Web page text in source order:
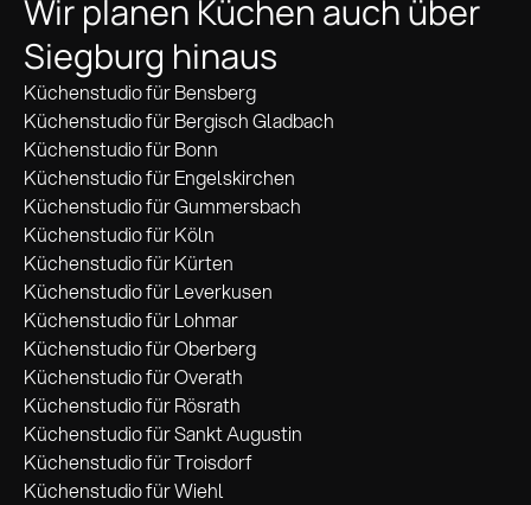
Wir planen Küchen auch über
Siegburg hinaus
Küchenstudio für Bensberg
Küchenstudio für Bergisch Gladbach
Küchenstudio für Bonn
Küchenstudio für Engelskirchen
Küchenstudio für Gummersbach
Küchenstudio für Köln
Küchenstudio für Kürten
Küchenstudio für Leverkusen
Küchenstudio für Lohmar
Küchenstudio für Oberberg
Küchenstudio für Overath
Küchenstudio für Rösrath
Küchenstudio für Sankt Augustin
Küchenstudio für Troisdorf
Küchenstudio für Wiehl